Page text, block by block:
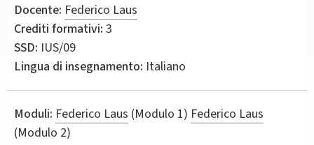
Docente: Federico Laus
Crediti formativi: 3
SSD: IUS/09
Lingua di insegnamento: Italiano
Moduli: Federico Laus (Modulo 1) Federico Laus
(Modulo 2)